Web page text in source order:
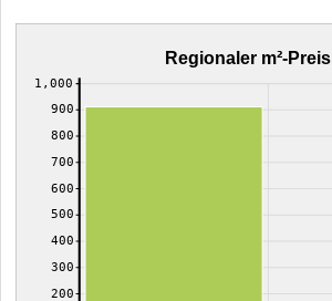
Regionaler m²-Preis
200
300
400
500
600
700
800
900
1,000